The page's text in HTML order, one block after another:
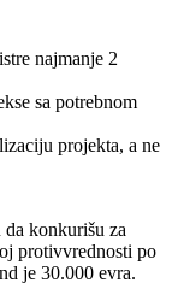
najmanje 2
sa potrebnom
projekta, a ne
konkurišu za
protivvrednosti po
je 30.000 evra.